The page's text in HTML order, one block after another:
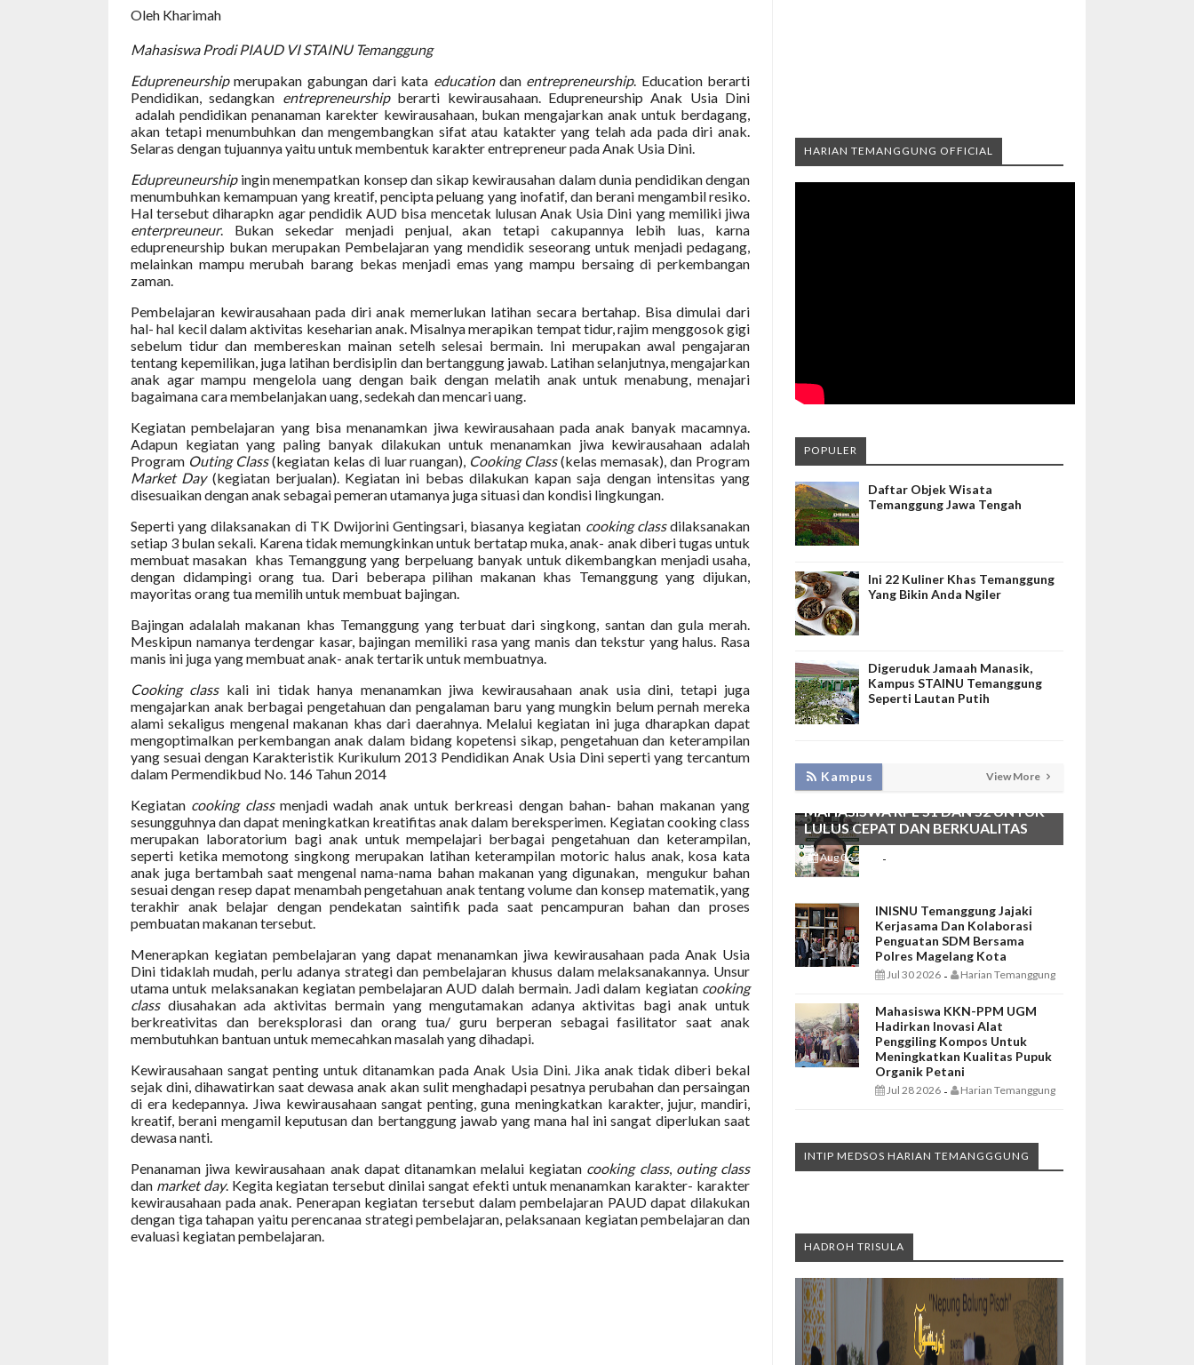
Oleh Kharimah
Mahasiswa Prodi PIAUD VI STAINU Temanggung
Edupreneurshipmerupakan gabungan dari kata educationdan entrepreneurship. Education berarti
Pendidikan, sedangkan entrepreneurshipberarti kewirausahaan. Edupreneurship Anak Usia Dini
adalah pendidikan penanaman karekter kewirausahaan, bukan mengajarkan anak untuk berdagang,
akan tetapi menumbuhkan dan mengembangkan sifat atau katakter yang telah ada pada diri anak.
Selaras dengan tujuannya yaitu untuk membentuk karakter entrepreneur pada Anak Usia Dini.
Edupreuneurshipingin menempatkan konsep dan sikap kewirausahan dalam dunia pendidikan dengan
menumbuhkan kemampuan yang kreatif, pencipta peluang yang inofatif, dan berani mengambil resiko.
Hal tersebut diharapkn agar pendidik AUD bisa mencetak lulusan Anak Usia Dini yang memiliki jiwa
enterpreuneur. Bukan sekedar menjadi penjual, akan tetapi cakupannya lebih luas, karna
edupreneurship bukan merupakan Pembelajaran yang mendidik seseorang untuk menjadi pedagang,
melainkan mampu merubah barang bekas menjadi emas yang mampu bersaing di perkembangan
zaman.
Pembelajaran kewirausahaan pada diri anak memerlukan latihan secara bertahap. Bisa dimulai dari
hal- hal kecil dalam aktivitas keseharian anak. Misalnya merapikan tempat tidur, rajim menggosok gigi
sebelum tidur dan membereskan mainan setelh selesai bermain. Ini merupakan awal pengajaran
tentang kepemilikan, juga latihan berdisiplin dan bertanggung jawab. Latihan selanjutnya, mengajarkan
anak agar mampu mengelola uang dengan baik dengan melatih anak untuk menabung, menajari
bagaimana cara membelanjakan uang, sedekah dan mencari uang.
Kegiatan pembelajaran yang bisa menanamkan jiwa kewirausahaan pada anak banyak macamnya.
Adapun kegiatan yang paling banyak dilakukan untuk menanamkan jiwa kewirausahaan adalah
Program Outing Class(kegiatan kelas di luar ruangan), Cooking Class(kelas memasak), dan Program
Market Day(kegiatan berjualan). Kegiatan ini bebas dilakukan kapan saja dengan intensitas yang
disesuaikan dengan anak sebagai pemeran utamanya juga situasi dan kondisi lingkungan.
Seperti yang dilaksanakan di TK Dwijorini Gentingsari, biasanya kegiatan cooking classdilaksanakan
setiap 3 bulan sekali. Karena tidak memungkinkan untuk bertatap muka, anak- anak diberi tugas untuk
membuat masakan khas Temanggung yang berpeluang banyak untuk dikembangkan menjadi usaha,
dengan didampingi orang tua. Dari beberapa pilihan makanan khas Temanggung yang dijukan,
mayoritas orang tua memilih untuk membuat bajingan.
Bajingan adalalah makanan khas Temanggung yang terbuat dari singkong, santan dan gula merah.
Meskipun namanya terdengar kasar, bajingan memiliki rasa yang manis dan tekstur yang halus. Rasa
manis ini juga yang membuat anak- anak tertarik untuk membuatnya.
Cooking classkali ini tidak hanya menanamkan jiwa kewirausahaan anak usia dini, tetapi juga
mengajarkan anak berbagai pengetahuan dan pengalaman baru yang mungkin belum pernah mereka
alami sekaligus mengenal makanan khas dari daerahnya. Melalui kegiatan ini juga dharapkan dapat
mengoptimalkan perkembangan anak dalam bidang kopetensi sikap, pengetahuan dan keterampilan
yang sesuai dengan Karakteristik Kurikulum 2013 Pendidikan Anak Usia Dini seperti yang tercantum
dalam Permendikbud No. 146 Tahun 2014
Kegiatan cooking classmenjadi wadah anak untuk berkreasi dengan bahan- bahan makanan yang
sesungguhnya dan dapat meningkatkan kreatifitas anak dalam bereksperimen. Kegiatan cooking class
merupakan laboratorium bagi anak untuk mempelajari berbagai pengetahuan dan keterampilan,
seperti ketika memotong singkong merupakan latihan keterampilan motoric halus anak, kosa kata
anak juga bertambah saat mengenal nama-nama bahan makanan yang digunakan, mengukur bahan
sesuai dengan resep dapat menambah pengetahuan anak tentang volume dan konsep matematik, yang
terakhir anak belajar dengan pendekatan saintifik pada saat pencampuran bahan dan proses
pembuatan makanan tersebut.
Menerapkan kegiatan pembelajaran yang dapat menanamkan jiwa kewirausahaan pada Anak Usia
Dini tidaklah mudah, perlu adanya strategi dan pembelajaran khusus dalam melaksanakannya. Unsur
utama untuk melaksanakan kegiatan pembelajaran AUD dalah bermain. Jadi dalam kegiatan cooking
classdiusahakan ada aktivitas bermain yang mengutamakan adanya aktivitas bagi anak untuk
berkreativitas dan bereksplorasi dan orang tua/ guru berperan sebagai fasilitator saat anak
membutuhkan bantuan untuk memecahkan masalah yang dihadapi.
Kewirausahaan sangat penting untuk ditanamkan pada Anak Usia Dini. Jika anak tidak diberi bekal
sejak dini, dihawatirkan saat dewasa anak akan sulit menghadapi pesatnya perubahan dan persaingan
di era kedepannya. Jiwa kewirausahaan sangat penting, guna meningkatkan karakter, jujur, mandiri,
kreatif, berani mengamil keputusan dan bertanggung jawab yang mana hal ini sangat diperlukan saat
dewasa nanti.
Penanaman jiwa kewirausahaan anak dapat ditanamkan melalui kegiatan cooking class, outing class
dan market day. Kegita kegiatan tersebut dinilai sangat efekti untuk menanamkan karakter- karakter
kewirausahaan pada anak. Penerapan kegiatan tersebut dalam pembelajaran PAUD dapat dilakukan
dengan tiga tahapan yaitu perencanaa strategi pembelajaran, pelaksanaan kegiatan pembelajaran dan
evaluasi kegiatan pembelajaran.
HARIAN TEMANGGUNG OFFICIAL
POPULER
Daftar Objek Wisata
Temanggung Jawa Tengah
Ini 22 Kuliner Khas Temanggung
Yang Bikin Anda Ngiler
Digeruduk Jamaah Manasik,
Kampus STAINU Temanggung
Seperti Lautan Putih
Kampus View More
LAKUKAN BIMTEK RPL, INISNU
TEMANGGUNG SIAP FASILITASI
MAHASISWA RPL S1 DAN S2 UNTUK
LULUS CEPAT DAN BERKUALITAS
Aug 06 2026 -
INISNU Temanggung Jajaki
Kerjasama Dan Kolaborasi
Penguatan SDM Bersama
Polres Magelang Kota
Jul 30 2026 - Harian Temanggung
Mahasiswa KKN-PPM UGM
Hadirkan Inovasi Alat
Penggiling Kompos Untuk
Meningkatkan Kualitas Pupuk
Organik Petani
Jul 28 2026 - Harian Temanggung
INTIP MEDSOS HARIAN TEMANGGGUNG
HADROH TRISULA